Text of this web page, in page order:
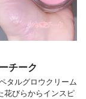
チーク
タルグロウクリーム
花びらからインスピ